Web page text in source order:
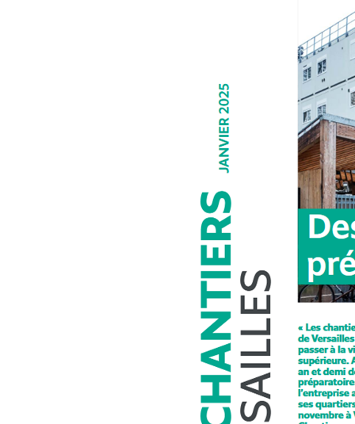
Nettoyage de la Nature !
Les animations du « Pôle
Sciences & Nature »
Soutien aux associations
Les enquêtes publiques
Visite guidée de
Les Serres Botaniques
de Chèvreloup
La saga des hirondelles
rustiques
L’Arche des petites
bêtes de Thoiry
« Sauvez la Planète »
St
!
La